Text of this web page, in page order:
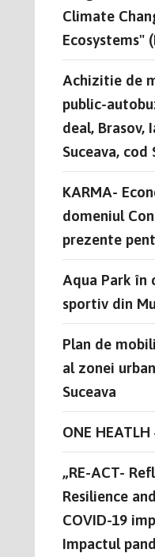
Climate
Ecosystems"
Achizitie de
public-
deal, Brasov,
Suceava, cod
KARMA-
domeniul
prezente
Aqua Park în
sportiv din
Plan de
al zonei
Suceava
ONE HEATLH
„RE-ACT-
Resilience
COVID-19
Impactul